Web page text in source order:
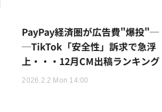
PayPay経済圏が広告費"爆投"─
─TikTok「安全性」訴求で急浮
上・・・12月CM出稿ランキング
2026.2.2 Mon 14:00